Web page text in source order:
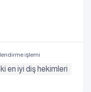
işlemi
en iyi diş hekimleri